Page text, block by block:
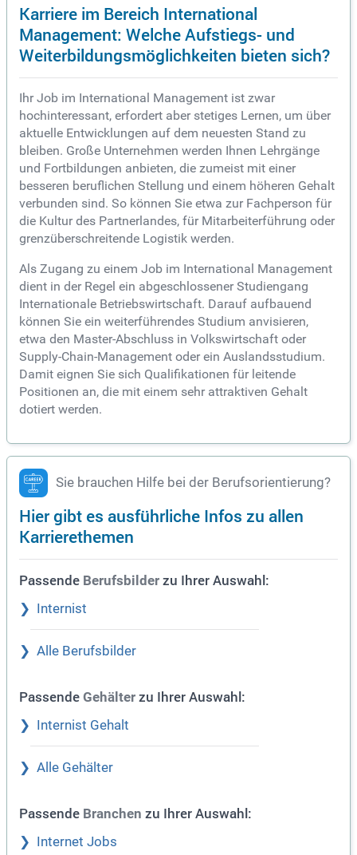
Karriere im Bereich International
Management: Welche Aufstiegs- und
Weiterbildungsmöglichkeiten bieten sich?
Ihr Job im International Management ist zwar
hochinteressant, erfordert aber stetiges Lernen, um über
aktuelle Entwicklungen auf dem neuesten Stand zu
bleiben. Große Unternehmen werden Ihnen Lehrgänge
und Fortbildungen anbieten, die zumeist mit einer
besseren beruflichen Stellung und einem höheren Gehalt
verbunden sind. So können Sie etwa zur Fachperson für
die Kultur des Partnerlandes, für Mitarbeiterführung oder
grenzüberschreitende Logistik werden.
Als Zugang zu einem Job im International Management
dient in der Regel ein abgeschlossener Studiengang
Internationale Betriebswirtschaft. Darauf aufbauend
können Sie ein weiterführendes Studium anvisieren,
etwa den Master-Abschluss in Volkswirtschaft oder
Supply-Chain-Management oder ein Auslandsstudium.
Damit eignen Sie sich Qualifikationen für leitende
Positionen an, die mit einem sehr attraktiven Gehalt
dotiert werden.
Sie brauchen Hilfe bei der Berufsorientierung?
Hier gibt es ausführliche Infos zu allen
Karrierethemen
Passende Berufsbilder zu Ihrer Auswahl:
Internist
Alle Berufsbilder
Passende Gehälter zu Ihrer Auswahl:
Internist Gehalt
Alle Gehälter
Passende Branchen zu Ihrer Auswahl:
Internet Jobs